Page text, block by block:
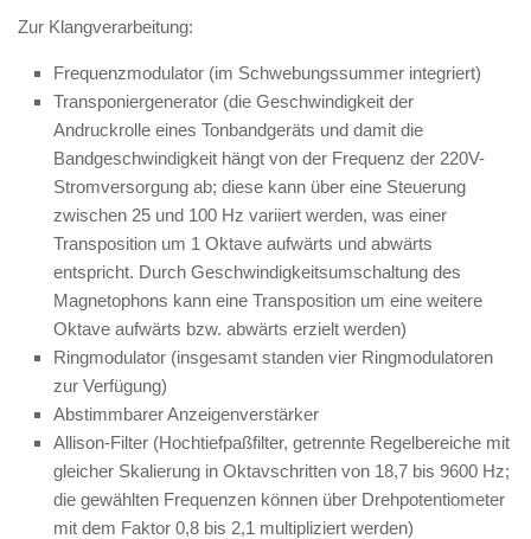
Zur Klangverarbeitung:
Frequenzmodulator (im Schwebungssummer integriert)
Transponiergenerator (die Geschwindigkeit der
Andruckrolle eines Tonbandgeräts und damit die
Bandgeschwindigkeit hängt von der Frequenz der 220V-
Stromversorgung ab; diese kann über eine Steuerung
zwischen 25 und 100 Hz variiert werden, was einer
Transposition um 1 Oktave aufwärts und abwärts
entspricht. Durch Geschwindigkeitsumschaltung des
Magnetophons kann eine Transposition um eine weitere
Oktave aufwärts bzw. abwärts erzielt werden)
Ringmodulator (insgesamt standen vier Ringmodulatoren
zur Verfügung)
Abstimmbarer Anzeigenverstärker
Allison-Filter (Hochtiefpaßfilter, getrennte Regelbereiche mit
gleicher Skalierung in Oktavschritten von 18,7 bis 9600 Hz;
die gewählten Frequenzen können über Drehpotentiometer
mit dem Faktor 0,8 bis 2,1 multipliziert werden)